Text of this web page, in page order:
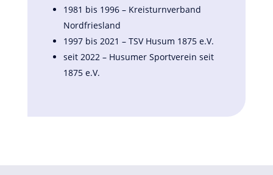
1981 bis 1996 – Kreisturnverband
Nordfriesland
1997 bis 2021 – TSV Husum 1875 e.V.
seit 2022 – Husumer Sportverein seit
1875 e.V.